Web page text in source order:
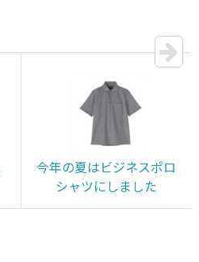
今年の夏はビジネスポロ
シャツにしました